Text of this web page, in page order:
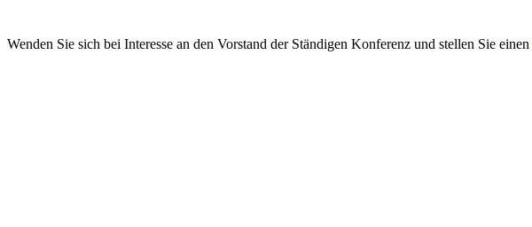
Wenden Sie sich bei Interesse an den Vorstand der Ständigen Konferenz und stellen Sie einen